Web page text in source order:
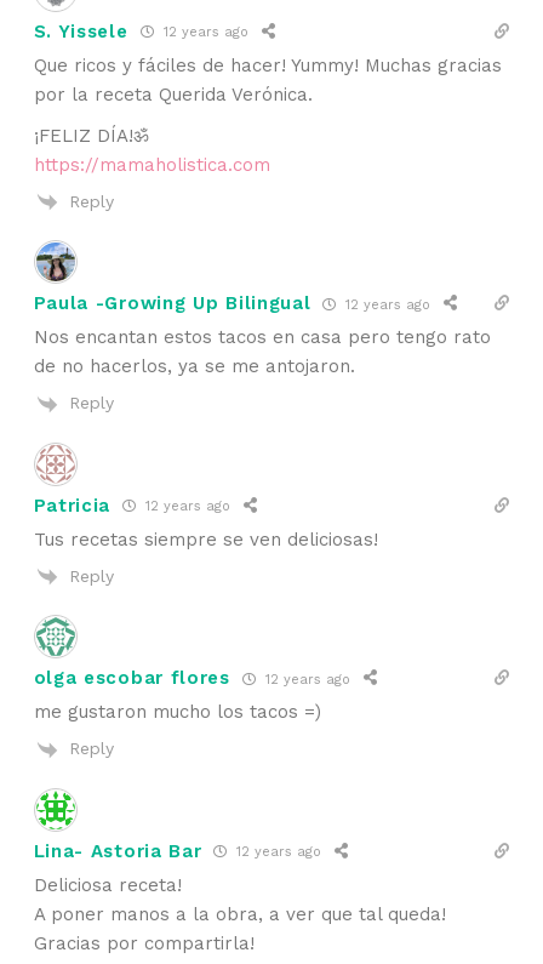
S. Yissele 12 years ago
Que ricos y fáciles de hacer! Yummy! Muchas gracias
por la receta Querida Verónica.
¡FELIZ DÍA!ॐ
https://mamaholistica.com
Reply
Paula -Growing Up Bilingual 12 years ago
Nos encantan estos tacos en casa pero tengo rato
de no hacerlos, ya se me antojaron.
Reply
Patricia 12 years ago
Tus recetas siempre se ven deliciosas!
Reply
olga escobar flores 12 years ago
me gustaron mucho los tacos =)
Reply
Lina- Astoria Bar 12 years ago
Deliciosa receta!
A poner manos a la obra, a ver que tal queda!
Gracias por compartirla!